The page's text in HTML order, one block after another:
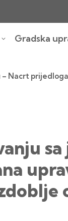
Gradska
Nacrt